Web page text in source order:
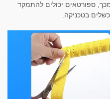
ספורטאים יכולים להתמקד
בטכניקה.